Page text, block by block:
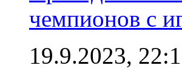
чемпионов с
19.9.2023,